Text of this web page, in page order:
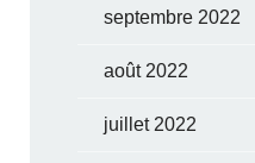
septembre 2022
août 2022
juillet 2022